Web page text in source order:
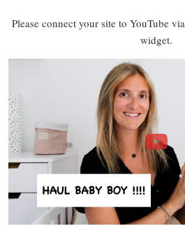
Please connect your site to YouTube via
widget.